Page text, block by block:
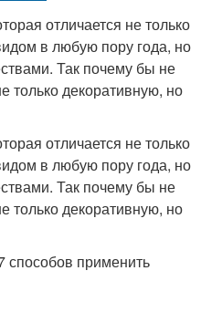
отличается не только
в любую пору года, но
Так почему бы не
только декоративную, но
отличается не только
в любую пору года, но
Так почему бы не
только декоративную, но
применить